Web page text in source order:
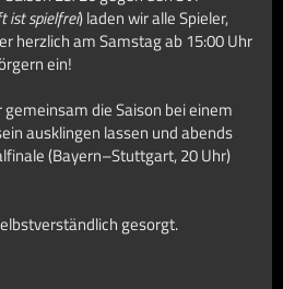
ist spielfrei) laden wir alle Spieler,
herzlich am Samstag ab 15:00 Uhr
ein!
die Saison bei einem
ausklingen lassen und abends
(Bayern–Stuttgart, 20 Uhr)
gesorgt.